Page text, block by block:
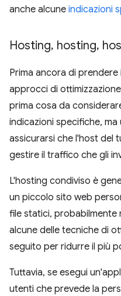
anche alcune indicazioni
Hosting, hosting,
Prima ancora di
approcci di
prima cosa da
indicazioni specifiche,
assicurarsi che l'host del
gestire il traffico che gli
L'hosting condiviso è
un piccolo sito web
file statici, probabilmente
alcune delle tecniche di
seguito per ridurre il più
Tuttavia, se esegui
utenti che prevede la